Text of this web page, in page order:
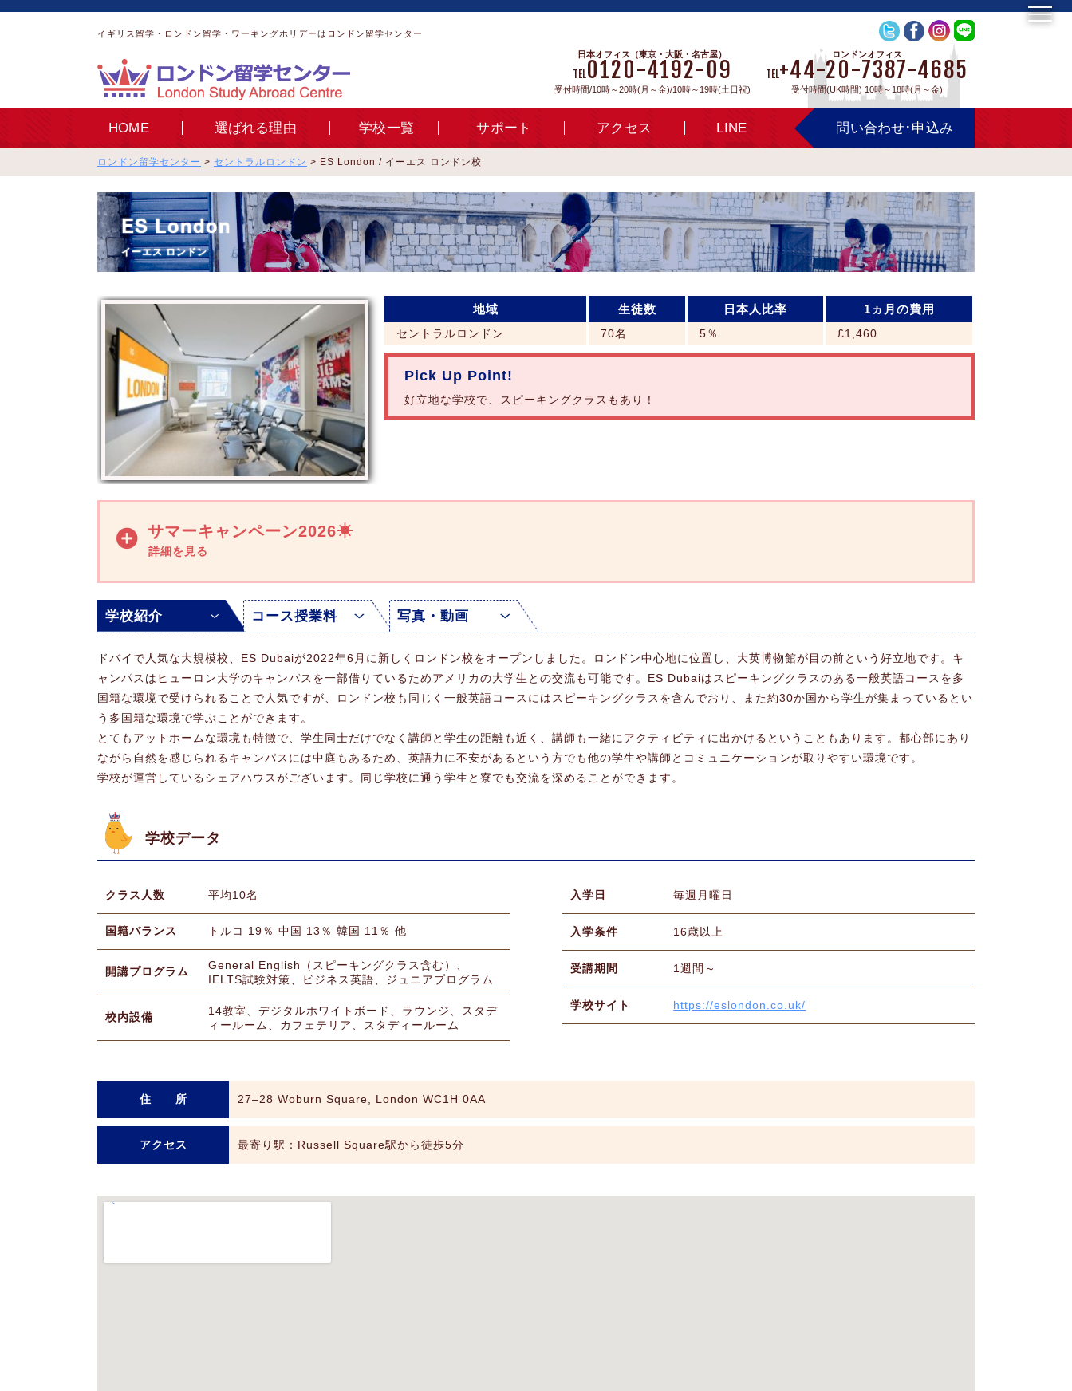
イギリス留学・ロンドン留学・ワーキングホリデーはロンドン留学センター
日本オフィス（東京・大阪・名古屋）
TEL0120-4192-09
受付時間/10時～20時(月～金)/10時～19時(土日祝)
ロンドンオフィス
TEL+44-20-7387-4685
受付時間(UK時間) 10時～18時(月～金)
HOME 選ばれる理由 学校一覧 サポート アクセス LINE 問い合わせ･申込み
ロンドン留学センター > セントラルロンドン > ES London / イーエス ロンドン校
ES London
イーエス ロンドン
地域 生徒数 日本人比率 1ヵ月の費用
セントラルロンドン 70名 5％ £1,460
Pick Up Point!
好立地な学校で、スピーキングクラスもあり！
サマーキャンペーン2026☀
学校紹介 コース授業料 写真・動画
ドバイで人気な大規模校、ES Dubaiが2022年6月に新しくロンドン校をオープンしました。ロンドン中心地に位置し、大英博物館が目の前という好立地です。キ
ャンパスはヒューロン大学のキャンパスを一部借りているためアメリカの大学生との交流も可能です。ES Dubaiはスピーキングクラスのある一般英語コースを多
国籍な環境で受けられることで人気ですが、ロンドン校も同じく一般英語コースにはスピーキングクラスを含んでおり、また約30か国から学生が集まっているとい
う多国籍な環境で学ぶことができます。
とてもアットホームな環境も特徴で、学生同士だけでなく講師と学生の距離も近く、講師も一緒にアクティビティに出かけるということもあります。都心部にあり
ながら自然を感じられるキャンパスには中庭もあるため、英語力に不安があるという方でも他の学生や講師とコミュニケーションが取りやすい環境です。
学校が運営しているシェアハウスがございます。同じ学校に通う学生と寮でも交流を深めることができます。
学校データ
クラス人数 平均10名
国籍バランス トルコ 19％ 中国 13％ 韓国 11％ 他
開講プログラム
General English（スピーキングクラス含む）、
IELTS試験対策、ビジネス英語、ジュニアプログラム
校内設備
14教室、デジタルホワイトボード、ラウンジ、スタデ
ィールーム、カフェテリア、スタディールーム
入学日 毎週月曜日
入学条件 16歳以上
受講期間 1週間～
学校サイト https://eslondon.co.uk/
住 所 27–28 Woburn Square, London WC1H 0AA
アクセス 最寄り駅：Russell Square駅から徒歩5分